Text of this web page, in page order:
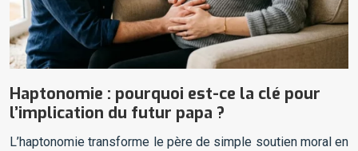
Haptonomie : pourquoi est-ce la clé pour
l’implication du futur papa ?
L’haptonomie transforme le père de simple soutien moral en